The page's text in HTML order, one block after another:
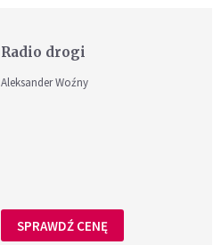
Radio drogi
Aleksander Woźny
SPRAWDŹ CENĘ